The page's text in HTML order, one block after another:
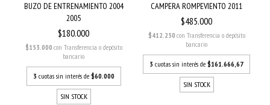
BUZO DE ENTRENAMIENTO 2004
2005
$180.000
$153.000 con Transferencia o depósito
bancario
3 cuotas sin interés de $60.000
SIN STOCK
CAMPERA ROMPEVIENTO 2011
$485.000
$412.250 con Transferencia o depósito
bancario
3 cuotas sin interés de $161.666,67
SIN STOCK